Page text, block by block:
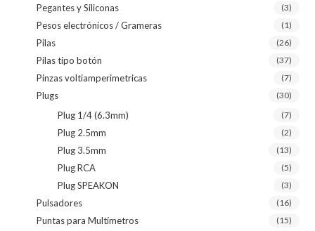
Pegantes y Siliconas (3)
Pesos electrónicos / Grameras (1)
Pilas (26)
Pilas tipo botón (37)
Pinzas voltiamperimetricas (7)
Plugs (30)
Plug 1/4 (6.3mm) (7)
Plug 2.5mm (2)
Plug 3.5mm (13)
Plug RCA (5)
Plug SPEAKON (3)
Pulsadores (16)
Puntas para Multímetros (15)